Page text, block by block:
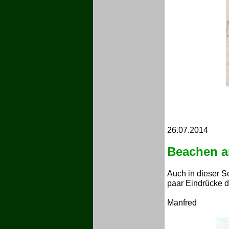
26.07.2014
Beachen
Auch in dieser
paar Eindrücke
Manfred